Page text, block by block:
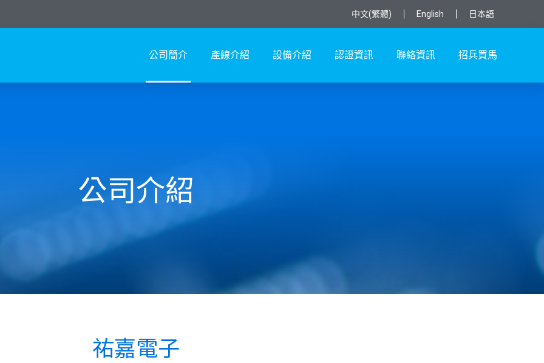
中文(繁體) English 日本語
公司簡介 產線介紹 設備介紹 認證資訊 聯絡資訊 招兵買馬
公司介紹
祐嘉電子